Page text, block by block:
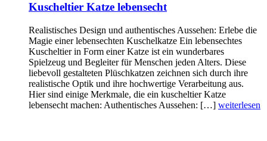
Kuscheltier Katze lebensecht
Realistisches Design und authentisches Aussehen: Erlebe die
Magie einer lebensechten Kuschelkatze Ein lebensechtes
Kuscheltier in Form einer Katze ist ein wunderbares
Spielzeug und Begleiter für Menschen jeden Alters. Diese
liebevoll gestalteten Plüschkatzen zeichnen sich durch ihre
realistische Optik und ihre hochwertige Verarbeitung aus.
Hier sind einige Merkmale, die ein kuscheltier Katze
lebensecht machen: Authentisches Aussehen: […] weiterlesen